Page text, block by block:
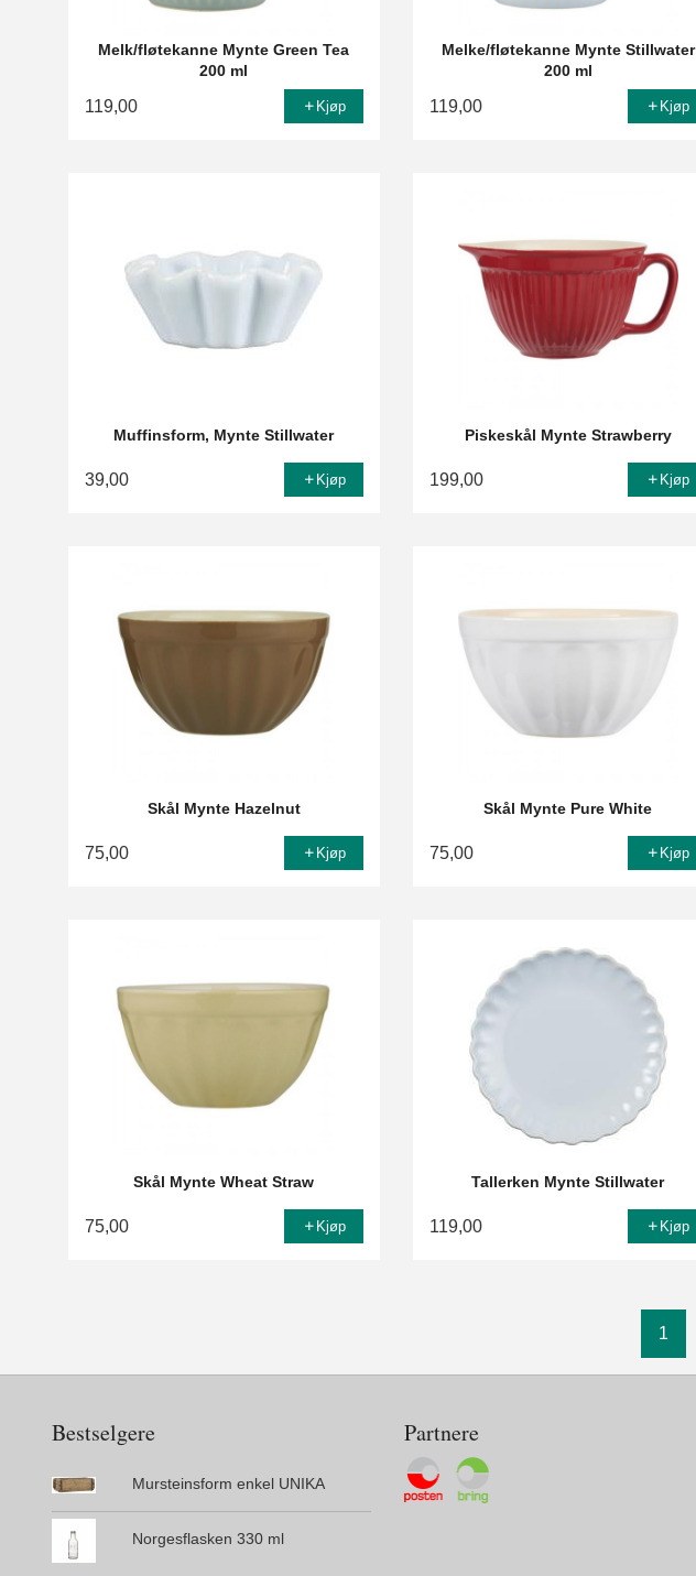
Melk/fløtekanne Mynte Green Tea
200 ml
119,00 Kjøp
Melke/fløtekanne Mynte Stillwater
200 ml
119,00 Kjøp
Muffinsform, Mynte Stillwater
39,00 Kjøp
Piskeskål Mynte Strawberry
199,00 Kjøp
Skål Mynte Hazelnut
75,00 Kjøp
Skål Mynte Pure White
75,00 Kjøp
Skål Mynte Wheat Straw
75,00 Kjøp
Tallerken Mynte Stillwater
119,00 Kjøp
1
Bestselgere
Mursteinsform enkel UNIKA
Norgesflasken 330 ml
Partnere